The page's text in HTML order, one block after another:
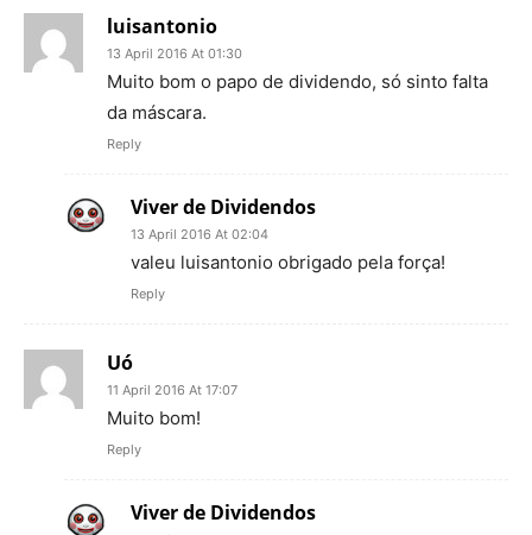
luisantonio
13 April 2016 At 01:30
Muito bom o papo de dividendo, só sinto falta
da máscara.
Reply
Viver de Dividendos
13 April 2016 At 02:04
valeu luisantonio obrigado pela força!
Reply
Uó
11 April 2016 At 17:07
Muito bom!
Reply
Viver de Dividendos